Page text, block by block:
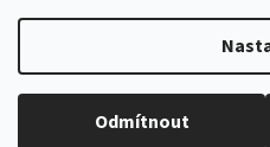
Odmítnout
. Všechna
Could not